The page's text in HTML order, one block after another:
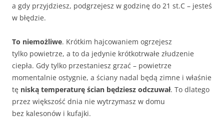
a gdy przyjdziesz, podgrzejesz w godzinę do 21 st.C – jesteś
w błędzie.
To niemożliwe. Krótkim hajcowaniem ogrzejesz
tylko powietrze, a to da jedynie krótkotrwałe złudzenie
ciepła. Gdy tylko przestaniesz grzać – powietrze
momentalnie ostygnie, a ściany nadal będą zimne i właśnie
tę niską temperaturę ścian będziesz odczuwał. To dlatego
przez większość dnia nie wytrzymasz w domu
bez kalesonów i kufajki.